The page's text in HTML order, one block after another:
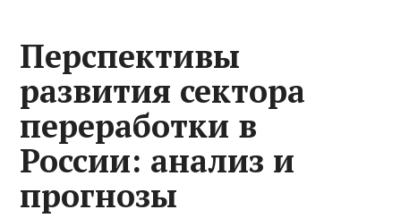
Перспективы
развития сектора
переработки в
России: анализ и
прогнозы